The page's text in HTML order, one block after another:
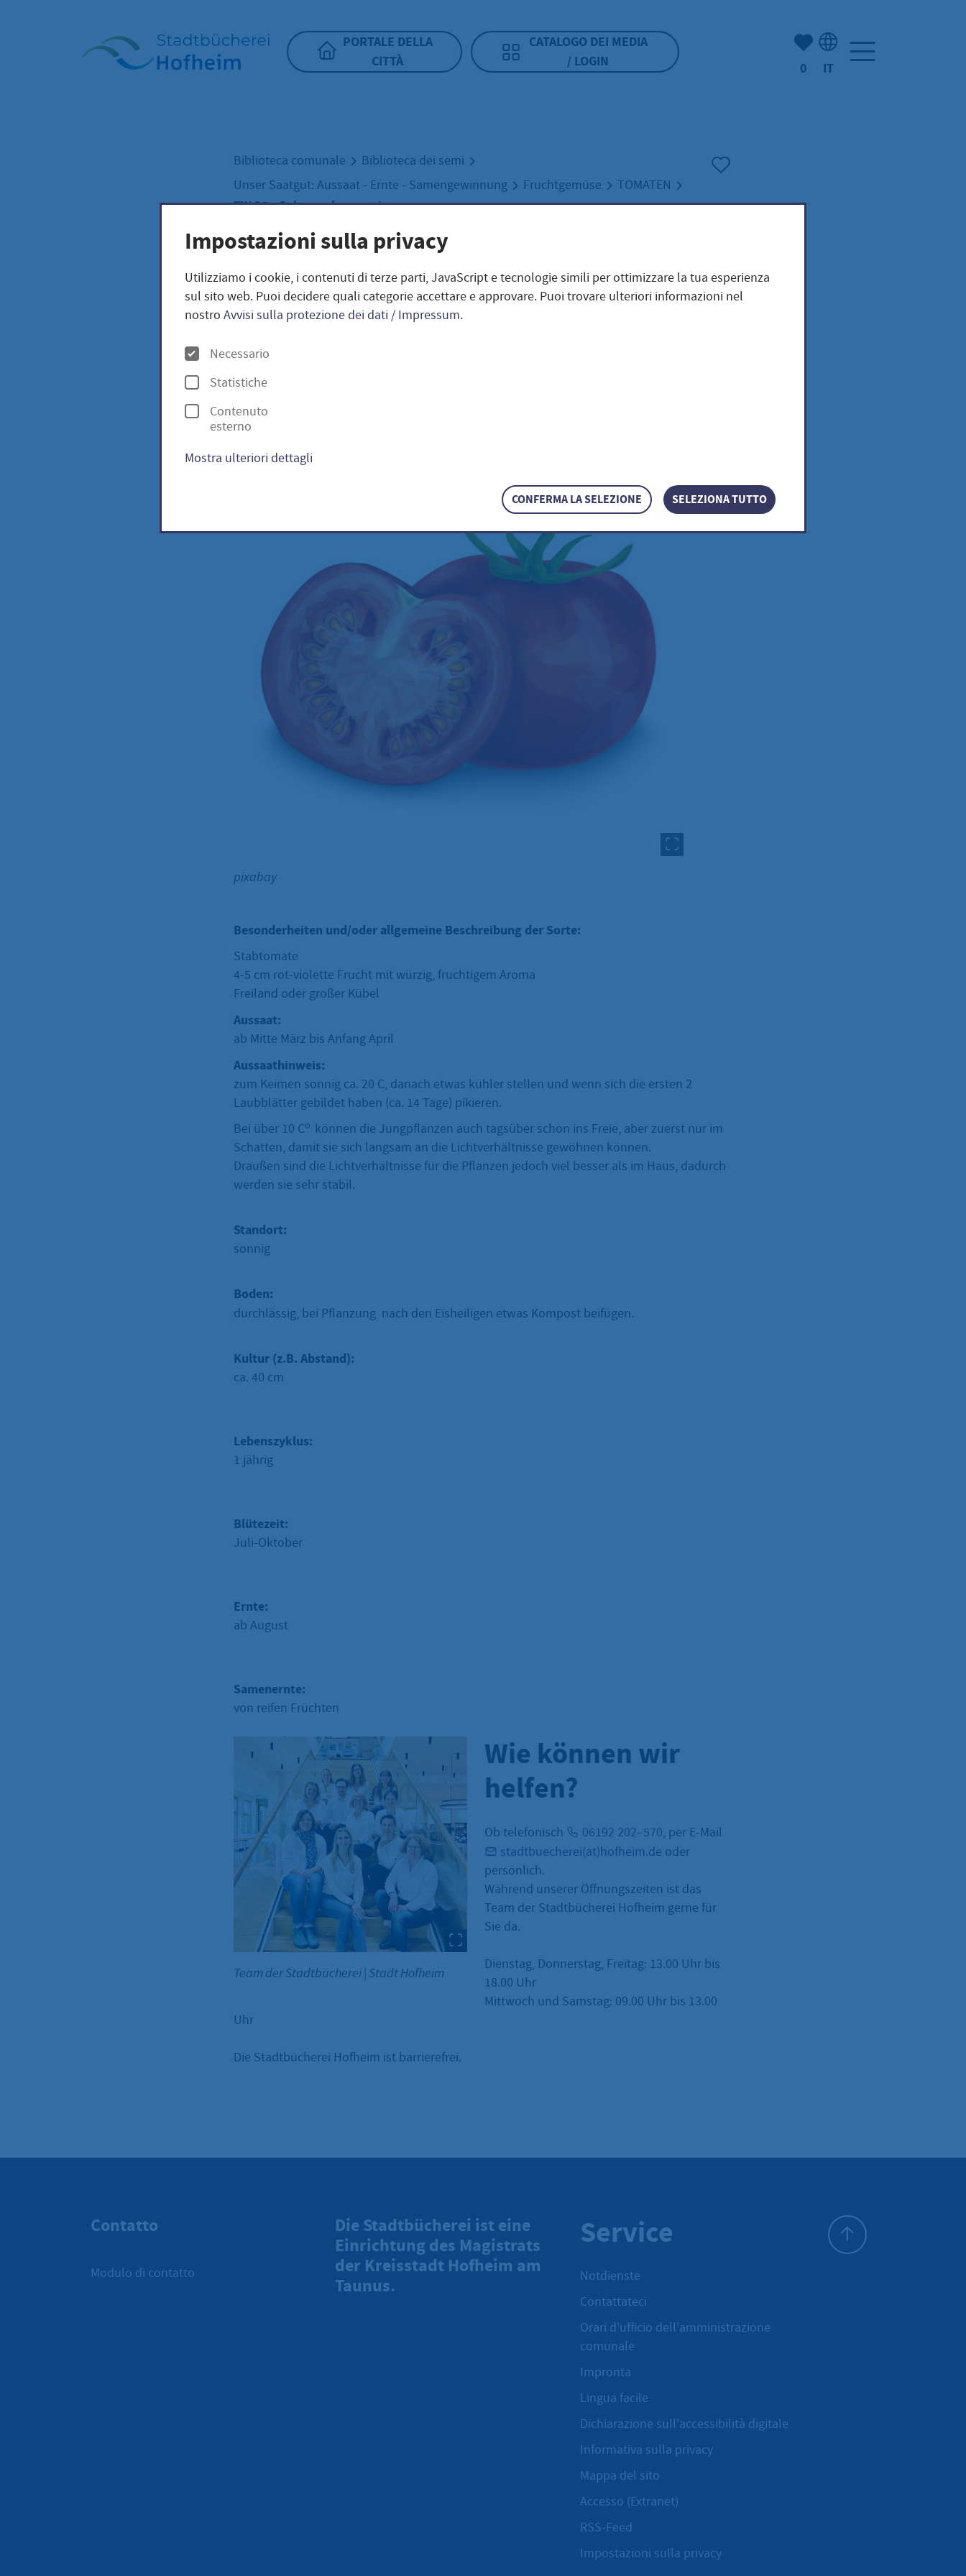
PORTALE DELLA
CITTÀ
CATALOGO DEI MEDIA
/ LOGIN
(Mio) Hofheim:
0 IT
Biblioteca comunale
Biblioteca dei semi
Unser Saatgut: Aussaat - Ernte - Samengewinnung
Fruchtgemüse TOMATEN
TW 25 - Solanum lycopersicum
TW 25 - Solanum
lycopersicum
TW 25 / Solanum lycopersicum
pixabay
Besonderheiten und/oder allgemeine Beschreibung der Sorte:
Stabtomate
4-5 cm rot-violette Frucht mit würzig, fruchtigem Aroma
Freiland oder großer Kübel
Aussaat:
ab Mitte März bis Anfang April
Aussaathinweis:
zum Keimen sonnig ca. 20 C, danach etwas kühler stellen und wenn sich die ersten 2
Laubblätter gebildet haben (ca. 14 Tage) pikieren.
Bei über 10 Co können die Jungpflanzen auch tagsüber schon ins Freie, aber zuerst nur im
Schatten, damit sie sich langsam an die Lichtverhältnisse gewöhnen können.
Draußen sind die Lichtverhältnisse für die Pflanzen jedoch viel besser als im Haus, dadurch
werden sie sehr stabil.
Standort:
sonnig
Boden:
durchlässig, bei Pflanzung nach den Eisheiligen etwas Kompost beifügen.
Kultur (z.B. Abstand):
ca. 40 cm
Lebenszyklus:
1 jährig
Blütezeit:
Juli-Oktober
Ernte:
ab August
Samenernte:
von reifen Früchten
Team der Stadtbücherei Stadt Hofheim
Wie können wir
helfen?
Ob telefonisch 06192 202–570, per E-Mail
stadtbuecherei(at)hofheim.de oder
persönlich.
Während unserer Öffnungszeiten ist das
Team der Stadtbücherei Hofheim gerne für
Sie da.
Dienstag, Donnerstag, Freitag: 13.00 Uhr bis
18.00 Uhr
Mittwoch und Samstag: 09.00 Uhr bis 13.00
Uhr
Die Stadtbücherei Hofheim ist barrierefrei.
Contatto
Modulo di contatto
Die Stadtbücherei ist eine
Einrichtung des Magistrats
der Kreisstadt Hofheim am
Taunus.
Service
Notdienste
Contattateci
Orari d'ufficio dell'amministrazione
comunale
Impronta
Lingua facile
Dichiarazione sull'accessibilità digitale
Informativa sulla privacy
Mappa del sito
Accesso (Extranet)
RSS-Feed
Impostazioni sulla privacy
Impostazioni sulla privacy
Utilizziamo i cookie, i contenuti di terze parti, JavaScript e tecnologie simili per ottimizzare la tua esperienza
sul sito web. Puoi decidere quali categorie accettare e approvare. Puoi trovare ulteriori informazioni nel
nostro Avvisi sulla protezione dei dati / Impressum.
O
p
z
i
o
Necessario
Statistiche
Contenuto
esterno
Mostra ulteriori dettagli
CONFERMA LA SELEZIONE SELEZIONA TUTTO